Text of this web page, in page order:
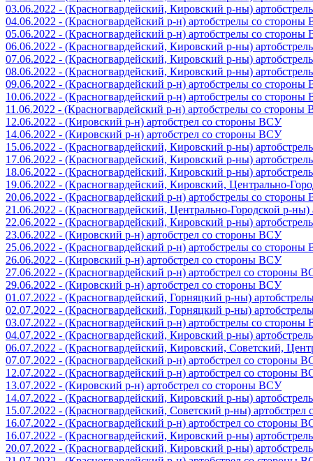
03.06.2022 - (Красногвардейский, Кировский р-ны)
04.06.2022 - (Красногвардейский р-н) артобстрелы со
05.06.2022 - (Красногвардейский р-н) артобстрелы со
06.06.2022 - (Красногвардейский, Кировский р-ны)
07.06.2022 - (Красногвардейский, Кировский р-ны)
08.06.2022 - (Красногвардейский, Кировский р-ны)
09.06.2022 - (Красногвардейский р-н) артобстрелы со
10.06.2022 - (Красногвардейский р-н) артобстрелы со
11.06.2022 - (Красногвардейский р-н) артобстрелы со стороны
12.06.2022 - (Кировский р-н) артобстрел со стороны ВСУ
14.06.2022 - (Кировский р-н) артобстрел со стороны ВСУ
15.06.2022 - (Красногвардейский, Кировский р-ны)
17.06.2022 - (Красногвардейский, Кировский р-ны)
18.06.2022 - (Красногвардейский, Кировский р-ны)
19.06.2022 - (Красногвардейский, Кировский, Центрально-
20.06.2022 - (Красногвардейский р-н) артобстрелы со
21.06.2022 - (Красногвардейский, Центрально-Городской р-
22.06.2022 - (Красногвардейский, Кировский р-ны)
23.06.2022 - (Кировский р-н) артобстрел со стороны ВСУ
25.06.2022 - (Красногвардейский р-н) артобстрелы со
26.06.2022 - (Кировский р-н) артобстрел со стороны ВСУ
27.06.2022 - (Красногвардейский р-н) артобстрел со стороны
29.06.2022 - (Кировский р-н) артобстрел со стороны ВСУ
01.07.2022 - (Красногвардейский, Горняцкий р-ны)
02.07.2022 - (Красногвардейский, Горняцкий р-ны)
03.07.2022 - (Красногвардейский р-н) артобстрелы со
04.07.2022 - (Красногвардейский, Кировский р-ны)
06.07.2022 - (Красногвардейский, Кировский, Советский,
07.07.2022 - (Красногвардейский р-н) артобстрел со стороны
12.07.2022 - (Красногвардейский р-н) артобстрел со стороны
13.07.2022 - (Кировский р-н) артобстрел со стороны ВСУ
14.07.2022 - (Красногвардейский, Кировский р-ны)
15.07.2022 - (Красногвардейский, Советский р-ны)
16.07.2022 - (Красногвардейский р-н) артобстрел со стороны
16.07.2022 - (Красногвардейский, Кировский р-ны)
20.07.2022 - (Красногвардейский, Кировский р-ны)